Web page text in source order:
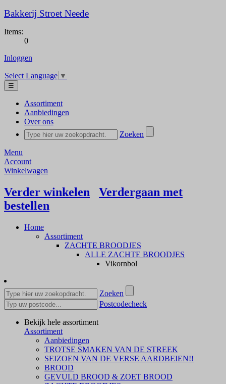
Bakkerij Stroet Neede
Items:
0
Inloggen
Select Language ▼
☰
Assortiment
Aanbiedingen
Over ons
Zoeken
Menu
Account
Winkelwagen
Verder winkelen
Verdergaan met
bestellen
Home
Assortiment
ZACHTE BROODJES
ALLE ZACHTE BROODJES
Vikornbol
Zoeken
Postcodecheck
Bekijk hele assortiment
Assortiment
Aanbiedingen
TROTSE SMAKEN VAN DE STREEK
SEIZOEN VAN DE VERSE AARDBEIEN!!
BROOD
GEVULD BROOD & ZOET BROOD